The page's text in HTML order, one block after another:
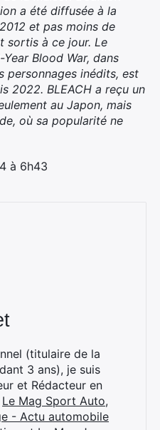
a été diffusée à la
et pas moins de
sortis à ce jour. Le
Blood War, dans
personnages inédits, est
2022. BLEACH a reçu un
au Japon, mais
où sa popularité ne
à 6h43
(titulaire de la
3 ans), je suis
et Rédacteur en
Le Mag Sport Auto,
- Actu automobile